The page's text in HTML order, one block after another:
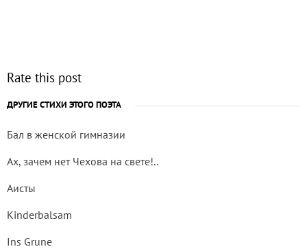
Rate this post
ДРУГИЕ СТИХИ ЭТОГО ПОЭТА
Бал в женской гимназии
Ах, зачем нет Чехова на свете!..
Аисты
Kinderbalsam
Ins Grune